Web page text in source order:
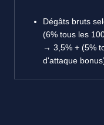
Dégâts bruts
(6% tous les
→ 3,5% + (5%
d'attaque